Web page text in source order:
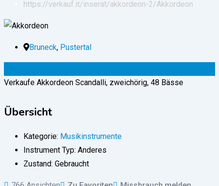
https://verkauf.it/inserat/akkordeon-2/Akkordeon
Bruneck, Pustertal
Verkaufe Akkordeon Scandalli, zweichörig, 48 Bässe
Übersicht
Kategorie: Musikinstrumente
Instrument Typ: Anderes
Zustand: Gebraucht